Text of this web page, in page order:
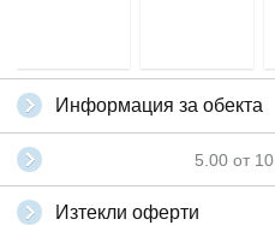
Информация за обекта
5.00 от 10
Изтекли оферти